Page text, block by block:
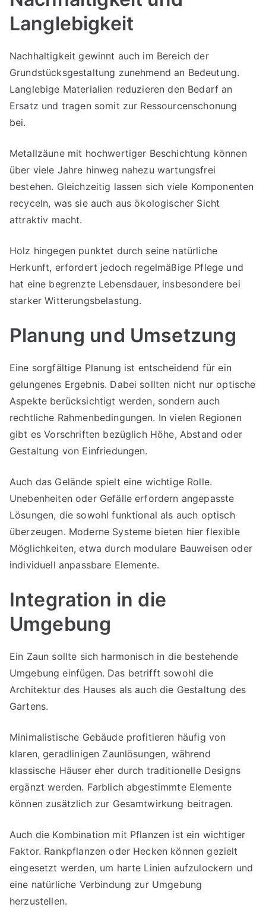
Langlebigkeit
Nachhaltigkeit gewinnt auch im Bereich der
Grundstücksgestaltung zunehmend an Bedeutung.
Langlebige Materialien reduzieren den Bedarf an
Ersatz und tragen somit zur Ressourcenschonung
bei.
Metallzäune mit hochwertiger Beschichtung können
über viele Jahre hinweg nahezu wartungsfrei
bestehen. Gleichzeitig lassen sich viele Komponenten
recyceln, was sie auch aus ökologischer Sicht
attraktiv macht.
Holz hingegen punktet durch seine natürliche
Herkunft, erfordert jedoch regelmäßige Pflege und
hat eine begrenzte Lebensdauer, insbesondere bei
starker Witterungsbelastung.
Planung und Umsetzung
Eine sorgfältige Planung ist entscheidend für ein
gelungenes Ergebnis. Dabei sollten nicht nur optische
Aspekte berücksichtigt werden, sondern auch
rechtliche Rahmenbedingungen. In vielen Regionen
gibt es Vorschriften bezüglich Höhe, Abstand oder
Gestaltung von Einfriedungen.
Auch das Gelände spielt eine wichtige Rolle.
Unebenheiten oder Gefälle erfordern angepasste
Lösungen, die sowohl funktional als auch optisch
überzeugen. Moderne Systeme bieten hier flexible
Möglichkeiten, etwa durch modulare Bauweisen oder
individuell anpassbare Elemente.
Integration in die
Umgebung
Ein Zaun sollte sich harmonisch in die bestehende
Umgebung einfügen. Das betrifft sowohl die
Architektur des Hauses als auch die Gestaltung des
Gartens.
Minimalistische Gebäude profitieren häufig von
klaren, geradlinigen Zaunlösungen, während
klassische Häuser eher durch traditionelle Designs
ergänzt werden. Farblich abgestimmte Elemente
können zusätzlich zur Gesamtwirkung beitragen.
Auch die Kombination mit Pflanzen ist ein wichtiger
Faktor. Rankpflanzen oder Hecken können gezielt
eingesetzt werden, um harte Linien aufzulockern und
eine natürliche Verbindung zur Umgebung
herzustellen.